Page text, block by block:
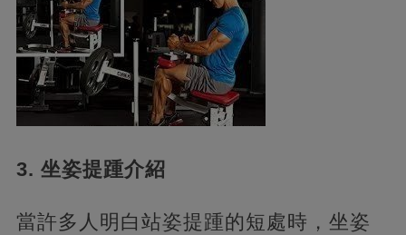
3. 坐姿提踵介紹
當許多人明白站姿提踵的短處時，坐姿